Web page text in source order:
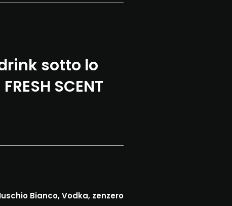
sotto lo
SCENT
Bianco, Vodka, zenzero